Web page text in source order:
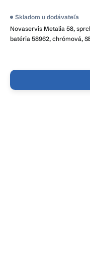
Novaservis Metalia 58,
batéria 58962, chrómová,
Skladom u dodávateľa